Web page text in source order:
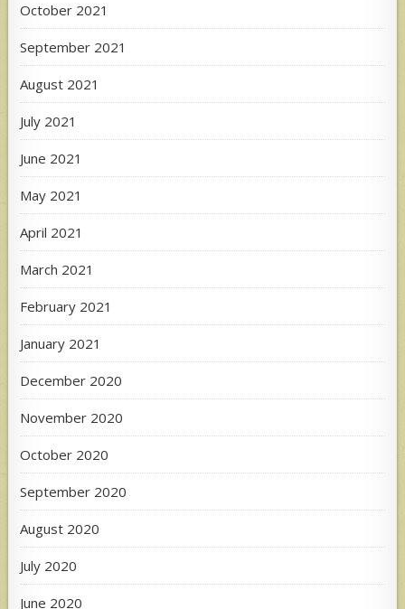
October 2021
September 2021
August 2021
July 2021
June 2021
May 2021
April 2021
March 2021
February 2021
January 2021
December 2020
November 2020
October 2020
September 2020
August 2020
July 2020
June 2020